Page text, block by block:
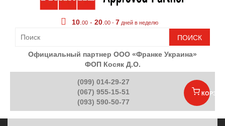
10 00 - 20 00 - 7 дней в неделю
ПОИСК
Официальный партнер ООО «Франке Украина»
ФОП Косяк Д.О.
(099) 014-29-27
(067) 955-15-51
(093) 590-50-77